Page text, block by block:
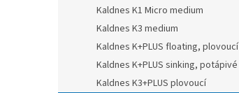
Kaldnes K1 Micro medium
Kaldnes K3 medium
Kaldnes K+PLUS floating, plovoucí
Kaldnes K+PLUS sinking, potápivé
Kaldnes K3+PLUS plovoucí